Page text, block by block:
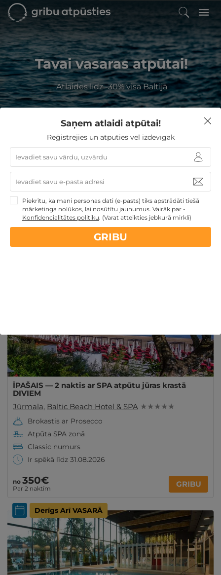
Tavai vasaras atpūtai!
Atlaides līdz -30% visā Baltijā
Kur Jūs vēlaties atpūsties?
GribuAtpusties
Jūrmala
Izvēlieties no67GribuAtpusties.lv atpūtas
piedāvājumiem
Jūrmala
ĪPAŠAIS — 2 naktis ar SPA atpūtu jūras krastā
DIVIEM
Jūrmala, Baltic Beach Hotel & SPA ★ ★ ★ ★ ★
Brokastis ar Prosecco
Atpūta SPA zonā
Classic numurs
Ir spēkā līdz 31.08.2026
no 350€
Par 2 naktīm GRIBU
Derīgs Arī VASARĀ
Saņem atlaidi atpūtai!
Reģistrējies un atpūties vēl izdevīgāk
Piekrītu, ka mani personas dati (e-pasts) tiks apstrādāti tiešā
mārketinga nolūkos, lai nosūtītu jaunumus. Vairāk par -
Konfidencialitātes politiku. (Varat atteikties jebkurā mirklī)
GRIBU